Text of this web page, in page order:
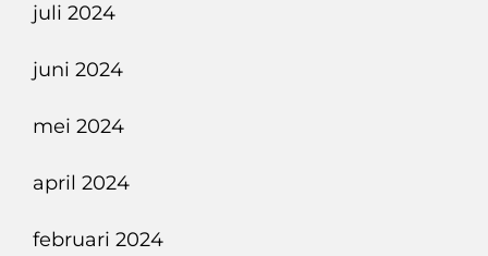
juli 2024
juni 2024
mei 2024
april 2024
februari 2024